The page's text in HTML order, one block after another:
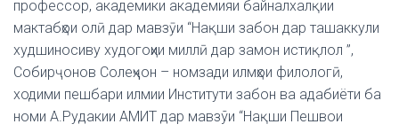
профессор, академики академияи байналхалқии
мактабҳои олӣ дар мавзӯи “Нақши забон дар ташаккули
худшиносиву худогоҳии миллӣ дар замон истиқлол ”,
Собирҷонов Солеҳҷон – номзади илмҳои филологӣ,
ходими пешбари илмии Институти забон ва адабиёти ба
номи А.Рудакии АМИТ дар мавзўи “Нақши Пешвои